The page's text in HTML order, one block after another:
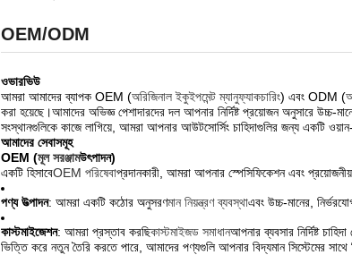
OEM/ODM
ওভারভিউ
আমরা আমাদের ব্যাপক OEM (অরিজিনাল ইকুইপমেন্ট ম্যানুফ্যাকচারিং) এবং ODM (
করা হয়েছে।আমাদের অভিজ্ঞ পেশাদারদের দল আপনার নির্দিষ্ট প্রয়োজন অনুসারে উচ্চ-
সংস্থানগুলিকে কাজে লাগিয়ে, আমরা আপনার আউটসোর্সিং চাহিদাগুলির জন্য একটি
আমাদের সেবাসমূহ
OEM (মূল সরঞ্জামউৎপাদন)
একটি হিসাবেOEM পরিষেবাপ্রদানকারী, আমরা আপনার স্পেসিফিকেশন এবং
পণ্য উত্পাদন: আমরা একটি কঠোর অনুসরণমান নিয়ন্ত্রণ ব্যবস্থাএবং উচ্চ-মানের,
কাস্টমাইজেশন: আমরা প্রস্তাব করছিকাস্টমাইজড সমাধানআপনার ব্যবসার নির্দিষ্ট
ভিত্তি করে নতুন তৈরি করতে পারে, আমাদের পণ্যগুলি আপনার বিদ্যমান সিস্টেমের সাথে